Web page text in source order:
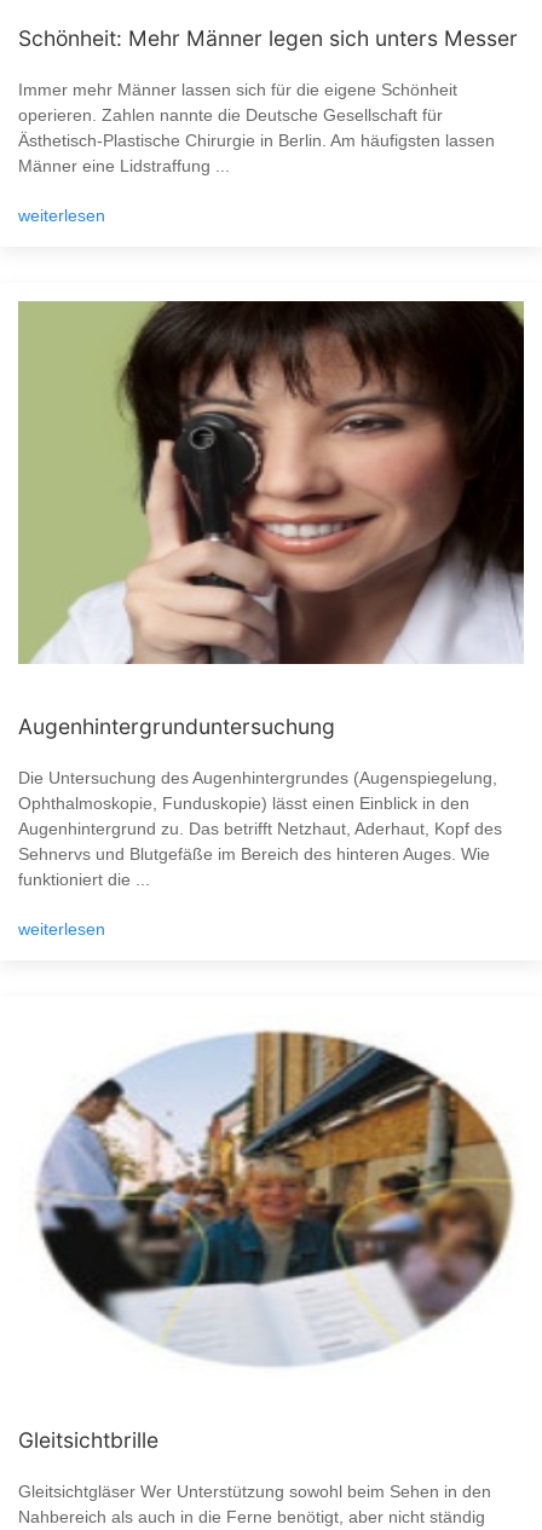
Schönheit: Mehr Männer legen sich unters Messer
Immer mehr Männer lassen sich für die eigene Schönheit
operieren. Zahlen nannte die Deutsche Gesellschaft für
Ästhetisch-Plastische Chirurgie in Berlin. Am häufigsten lassen
Männer eine Lidstraffung ...
weiterlesen
Augenhintergrunduntersuchung
Die Untersuchung des Augenhintergrundes (Augenspiegelung,
Ophthalmoskopie, Funduskopie) lässt einen Einblick in den
Augenhintergrund zu. Das betrifft Netzhaut, Aderhaut, Kopf des
Sehnervs und Blutgefäße im Bereich des hinteren Auges. Wie
funktioniert die ...
weiterlesen
Gleitsichtbrille
Gleitsichtgläser Wer Unterstützung sowohl beim Sehen in den
Nahbereich als auch in die Ferne benötigt, aber nicht ständig